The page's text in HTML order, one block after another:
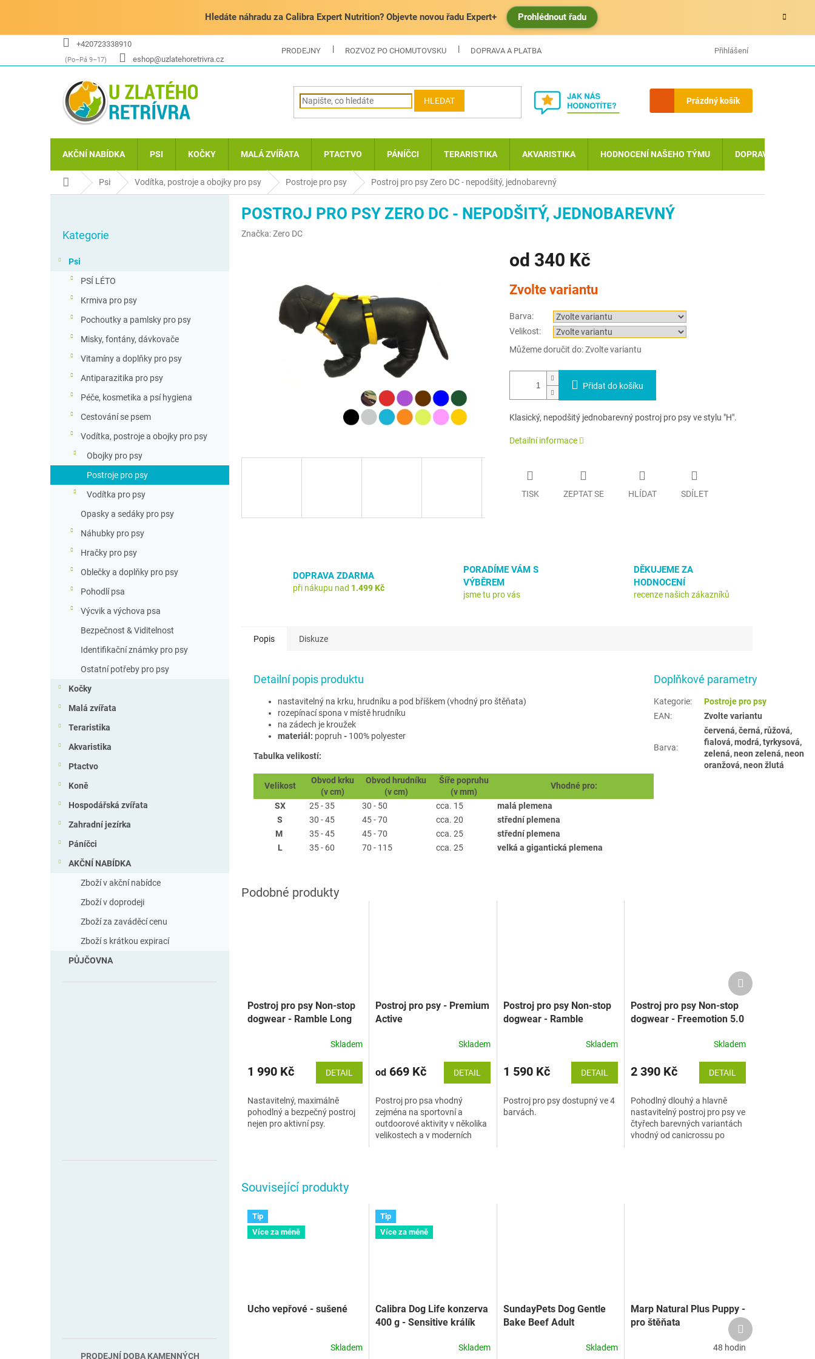
Hledáte náhradu za Calibra Expert Nutrition? Objevte novou řadu Expert+ Prohlédnout řadu
+420723338910
eshop@uzlatehoretrivra.cz
PRODEJNY ROZVOZ PO CHOMUTOVSKU DOPRAVA A PLATBA MOJE OBJEDNÁVKA
Přihlášení
HLEDAT
Nákupní
košík
Prázdný košík
AKČNÍ NABÍDKA PSI KOČKY MALÁ ZVÍŘATA PTACTVO PÁNÍČCI TERARISTIKA AKVARISTIKA HODNOCENÍ NAŠEHO TÝMU DOPRAVA A PLATBA
Domů Psi Vodítka, postroje a obojky pro psy Postroje pro psy Postroj pro psy Zero DC - nepodšitý, jednobarevný
kategorie
Kategorie
Psi
PSÍ LÉTO
Krmiva pro psy
Pochoutky a pamlsky pro psy
Misky, fontány, dávkovače
Vitamíny a doplňky pro psy
Antiparazitika pro psy
Péče, kosmetika a psí hygiena
Cestování se psem
Vodítka, postroje a obojky pro psy
Obojky pro psy
Postroje pro psy
Vodítka pro psy
Opasky a sedáky pro psy
Náhubky pro psy
Hračky pro psy
Oblečky a doplňky pro psy
Pohodlí psa
Výcvik a výchova psa
Bezpečnost & Viditelnost
Identifikační známky pro psy
Ostatní potřeby pro psy
Kočky
Malá zvířata
Teraristika
Akvaristika
Ptactvo
Koně
Hospodářská zvířata
Zahradní jezírka
Páníčci
AKČNÍ NABÍDKA
Zboží v akční nabídce
Zboží v doprodeji
Zboží za zaváděcí cenu
Zboží s krátkou expirací
PŮJČOVNA
PRODEJNÍ DOBA KAMENNÝCH
POSTROJ PRO PSY ZERO DC - NEPODŠITÝ, JEDNOBAREVNÝ
Značka:Zero DC
od 340 Kč
cena:
Zvolte variantu
Barva:
Velikost:
Můžeme doručit do: Zvolte variantu
Přidat do košíku
Klasický, nepodšitý jednobarevný postroj pro psy ve stylu "H".
Detailní informace
TISK ZEPTAT SE HLÍDAT SDÍLET
DOPRAVA ZDARMA
při nákupu nad 1.499 Kč
PORADÍME VÁM S
VÝBĚREM
jsme tu pro vás
DĚKUJEME ZA
HODNOCENÍ
recenze našich zákazníků
Související produkty
Tip
Více za méně
Ucho vepřové - sušené
Skladem
Tip
Více za méně
Calibra Dog Life konzerva
400 g - Sensitive králík
Skladem
SundayPets Dog Gentle
Bake Beef Adult
Skladem
Marp Natural Plus Puppy -
pro štěňata
48 hodin
Další
produkt
Popis Diskuze
Detailní popis produktu
nastavitelný na krku, hrudníku a pod bříškem (vhodný pro štěňata)
rozepínací spona v místě hrudníku
na zádech je kroužek
materiál: popruh - 100% polyester
Tabulka velikostí:
Velikost
Obvod krku
(v cm)
Obvod hrudníku
(v cm)
Šíře popruhu
(v mm)
Vhodné pro:
SX 25 - 35 30 - 50 cca. 15
malá plemena
S
30 - 45 45 - 70 cca. 20
střední plemena
M
35 - 45 45 - 70 cca. 25
střední plemena
L
35 - 60 70 - 115 cca. 25 velká a gigantická plemena
Doplňkové parametry
Kategorie:
Postroje pro psy
EAN: Zvolte variantu
Barva:
červená, černá, růžová,
fialová, modrá, tyrkysová,
zelená, neon zelená, neon
oranžová, neon žlutá
Postroj pro psy Non-stop
dogwear - Ramble Long
Skladem
1 990 Kč DETAIL
Nastavitelný, maximálně
pohodlný a bezpečný postroj
nejen pro aktivní psy.
Postroj pro psy - Premium
Active
Skladem
od669 Kč DETAIL
Postroj pro psa vhodný
zejména na sportovní a
outdoorové aktivity v několika
velikostech a v moderních
Postroj pro psy Non-stop
dogwear - Ramble
Skladem
1 590 Kč DETAIL
Postroj pro psy dostupný ve 4
barvách.
Postroj pro psy Non-stop
dogwear - Freemotion 5.0
Skladem
2 390 Kč DETAIL
Pohodlný dlouhý a hlavně
nastavitelný postroj pro psy ve
čtyřech barevných variantách
vhodný od canicrossu po
Další
produkt